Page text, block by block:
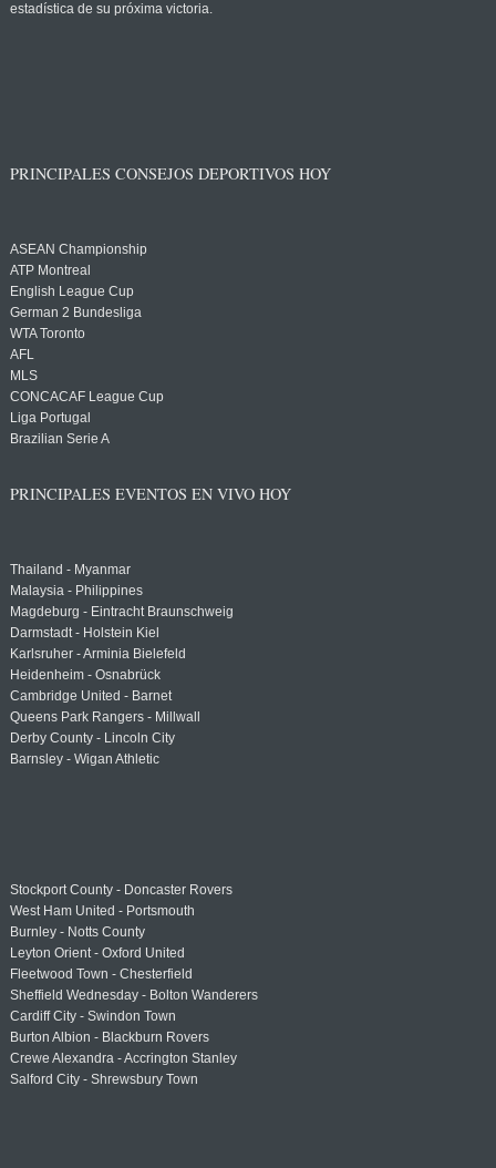
estadística de su próxima victoria.
PRINCIPALES CONSEJOS DEPORTIVOS HOY
ASEAN Championship
ATP Montreal
English League Cup
German 2 Bundesliga
WTA Toronto
AFL
MLS
CONCACAF League Cup
Liga Portugal
Brazilian Serie A
PRINCIPALES EVENTOS EN VIVO HOY
Thailand - Myanmar
Malaysia - Philippines
Magdeburg - Eintracht Braunschweig
Darmstadt - Holstein Kiel
Karlsruher - Arminia Bielefeld
Heidenheim - Osnabrück
Cambridge United - Barnet
Queens Park Rangers - Millwall
Derby County - Lincoln City
Barnsley - Wigan Athletic
Stockport County - Doncaster Rovers
West Ham United - Portsmouth
Burnley - Notts County
Leyton Orient - Oxford United
Fleetwood Town - Chesterfield
Sheffield Wednesday - Bolton Wanderers
Cardiff City - Swindon Town
Burton Albion - Blackburn Rovers
Crewe Alexandra - Accrington Stanley
Salford City - Shrewsbury Town